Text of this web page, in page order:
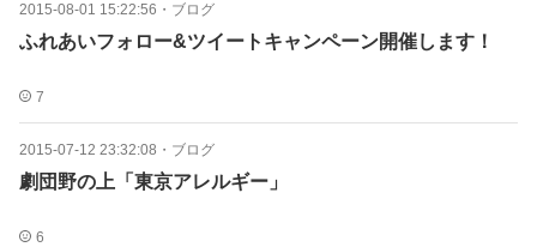
2015-08-01 15:22:56 ・ ブログ
ふれあいフォロー&ツイートキャンペーン開催します！
7
2015-07-12 23:32:08 ・ ブログ
劇団野の上「東京アレルギー」
6